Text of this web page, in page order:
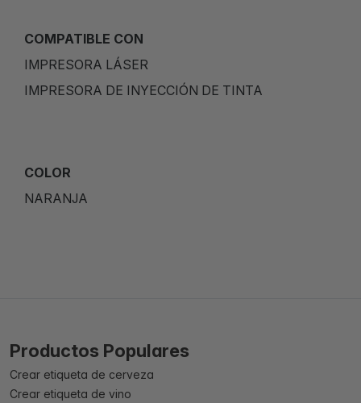
COMPATIBLE CON
IMPRESORA LÁSER
IMPRESORA DE INYECCIÓN DE TINTA
COLOR
NARANJA
Productos Populares
Crear etiqueta de cerveza
Crear etiqueta de vino